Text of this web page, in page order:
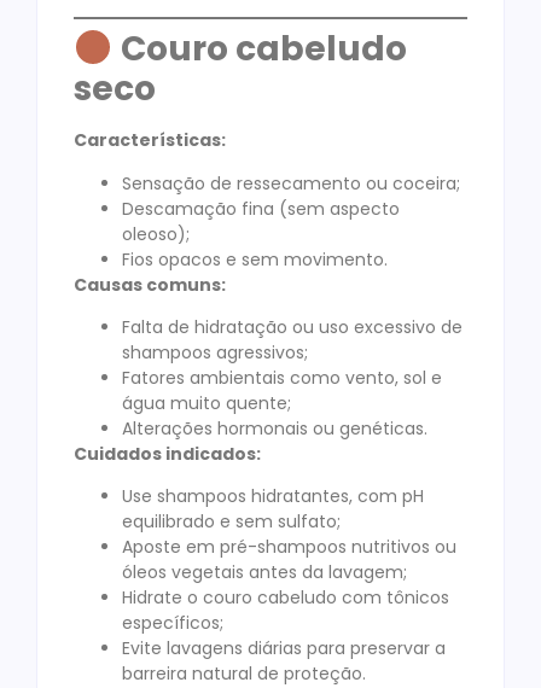
Couro cabeludo
seco
Características:
Sensação de ressecamento ou coceira;
Descamação fina (sem aspecto
oleoso);
Fios opacos e sem movimento.
Causas comuns:
Falta de hidratação ou uso excessivo de
shampoos agressivos;
Fatores ambientais como vento, sol e
água muito quente;
Alterações hormonais ou genéticas.
Cuidados indicados:
Use shampoos hidratantes, com pH
equilibrado e sem sulfato;
Aposte em pré-shampoos nutritivos ou
óleos vegetais antes da lavagem;
Hidrate o couro cabeludo com tônicos
específicos;
Evite lavagens diárias para preservar a
barreira natural de proteção.